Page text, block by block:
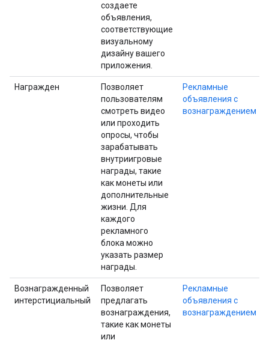
создаете
объявления,
соответствующие
визуальному
дизайну вашего
приложения.
Награжден
Позволяет
пользователям
смотреть видео
или проходить
опросы, чтобы
зарабатывать
внутриигровые
награды, такие
как монеты или
дополнительные
жизни. Для
каждого
рекламного
блока можно
указать размер
награды.
Рекламные
объявления с
вознаграждением
Вознагражденный
интерстициальный
Позволяет
предлагать
вознаграждения,
такие как монеты
или
Рекламные
объявления с
вознаграждением